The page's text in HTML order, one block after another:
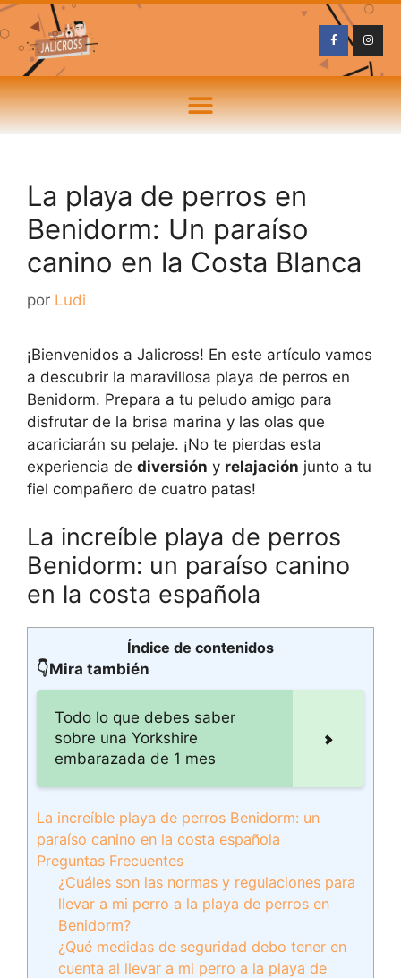
La playa de perros en
Benidorm: Un paraíso
canino en la Costa Blanca
por Ludi
¡Bienvenidos a Jalicross! En este artículo vamos
a descubrir la maravillosa playa de perros en
Benidorm. Prepara a tu peludo amigo para
disfrutar de la brisa marina y las olas que
acariciarán su pelaje. ¡No te pierdas esta
experiencia de diversión y relajación junto a tu
fiel compañero de cuatro patas!
La increíble playa de perros
Benidorm: un paraíso canino
en la costa española
Índice de contenidos
👇Mira también
Todo lo que debes saber
sobre una Yorkshire
embarazada de 1 mes
La increíble playa de perros Benidorm: un
paraíso canino en la costa española
Preguntas Frecuentes
¿Cuáles son las normas y regulaciones para
llevar a mi perro a la playa de perros en
Benidorm?
¿Qué medidas de seguridad debo tener en
cuenta al llevar a mi perro a la playa de